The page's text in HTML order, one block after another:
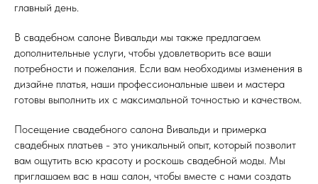
главный день.
В свадебном салоне Вивальди мы также предлагаем
дополнительные услуги, чтобы удовлетворить все ваши
потребности и пожелания. Если вам необходимы изменения в
дизайне платья, наши профессиональные швеи и мастера
готовы выполнить их с максимальной точностью и качеством.
Посещение свадебного салона Вивальди и примерка
свадебных платьев - это уникальный опыт, который позволит
вам ощутить всю красоту и роскошь свадебной моды. Мы
приглашаем вас в наш салон, чтобы вместе с нами создать